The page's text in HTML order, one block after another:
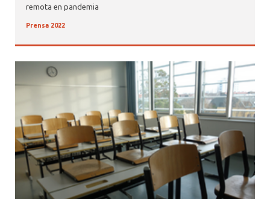
remota en pandemia
Prensa 2022